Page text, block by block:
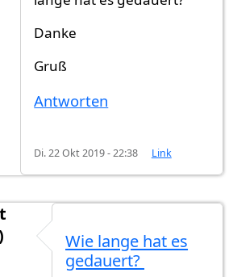
Danke
Gruß
Antworten
Di. 22 Okt 2019 - 22:38 Link
ist als nächstes?vonyasemin
Wie lange hat es
gedauert?